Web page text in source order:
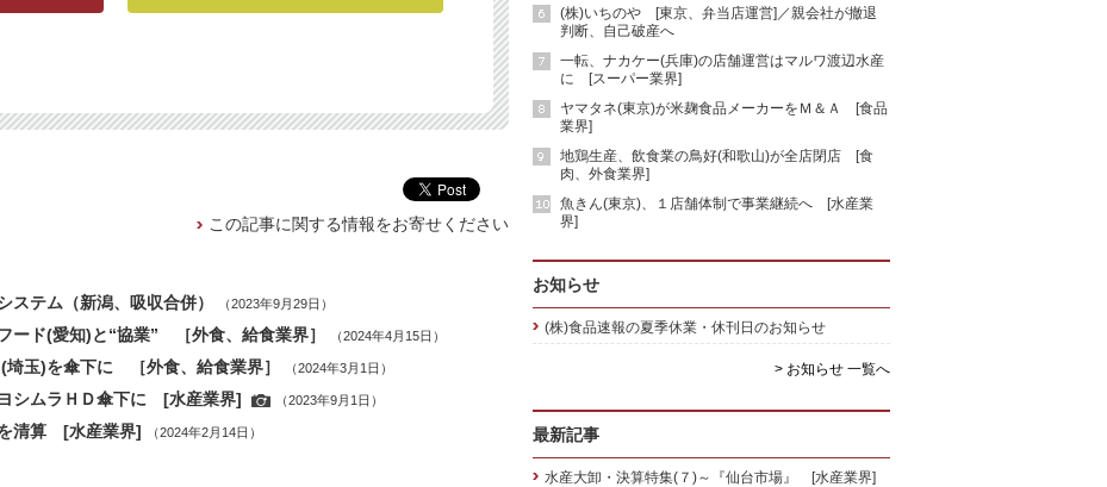
この記事に関する情報をお寄せください
テム（新潟、吸収合併） （2023年9月29日）
ード(愛知)と“協業” ［外食、給食業界］ （2024年4月15日）
埼玉)を傘下に ［外食、給食業界］ （2024年3月1日）
シムラＨＤ傘下に [水産業界] （2023年9月1日）
を清算 [水産業界] （2024年2月14日）
(株)いちのや [東京、弁当店運営]／親会社が撤退
判断、自己破産へ
一転、ナカケー(兵庫)の店舗運営はマルワ渡辺水産
に [スーパー業界]
ヤマタネ(東京)が米麹食品メーカーをＭ＆Ａ [食品
業界]
地鶏生産、飲食業の鳥好(和歌山)が全店閉店 [食
肉、外食業界]
魚きん(東京)、１店舗体制で事業継続へ [水産業
界]
お知らせ
(株)食品速報の夏季休業・休刊日のお知らせ
> お知らせ 一覧へ
最新記事
水産大卸・決算特集(７)～『仙台市場』 [水産業界]